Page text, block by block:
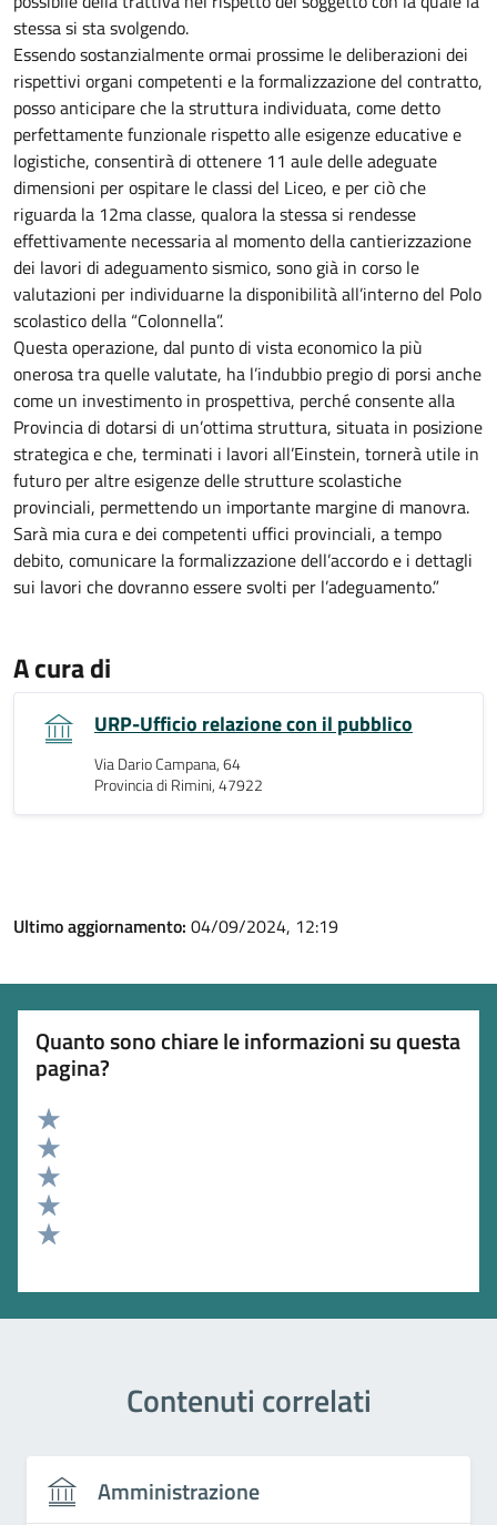
stessa si sta svolgendo.
Essendo sostanzialmente ormai prossime le deliberazioni dei
rispettivi organi competenti e la formalizzazione del contratto,
posso anticipare che la struttura individuata, come detto
perfettamente funzionale rispetto alle esigenze educative e
logistiche, consentirà di ottenere 11 aule delle adeguate
dimensioni per ospitare le classi del Liceo, e per ciò che
riguarda la 12ma classe, qualora la stessa si rendesse
effettivamente necessaria al momento della cantierizzazione
dei lavori di adeguamento sismico, sono già in corso le
valutazioni per individuarne la disponibilità all’interno del Polo
scolastico della “Colonnella”.
Questa operazione, dal punto di vista economico la più
onerosa tra quelle valutate, ha l’indubbio pregio di porsi anche
come un investimento in prospettiva, perché consente alla
Provincia di dotarsi di un’ottima struttura, situata in posizione
strategica e che, terminati i lavori all’Einstein, tornerà utile in
futuro per altre esigenze delle strutture scolastiche
provinciali, permettendo un importante margine di manovra.
Sarà mia cura e dei competenti uffici provinciali, a tempo
debito, comunicare la formalizzazione dell’accordo e i dettagli
sui lavori che dovranno essere svolti per l’adeguamento.”
A cura di
URP-Ufficio relazione con il pubblico
Via Dario Campana, 64
Provincia di Rimini, 47922
Ultimo aggiornamento: 04/09/2024, 12:19
Quanto sono chiare le informazioni su questa
pagina?
Valuta 5 stelle su 5
Valuta 4 stelle su 5
Valuta 3 stelle su 5
Valuta 2 stelle su 5
Contenuti correlati
Amministrazione